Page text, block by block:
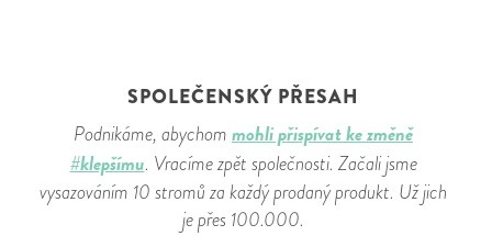
SPOLEČENSKÝ PŘESAH
Podnikáme, abychom mohli přispívat ke změně
#klepšímu. Vracíme zpět společnosti. Začali jsme
vysazováním 10 stromů za každý prodaný produkt. Už jich
je přes 100.000.